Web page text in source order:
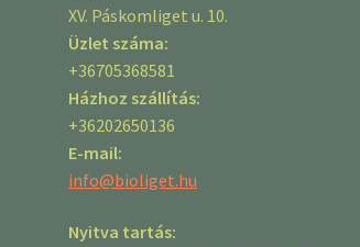
XV. Páskomliget u. 10.
Üzlet száma:
+36705368581
Házhoz szállítás:
+36202650136
E-mail:
info@bioliget.hu
Nyitva tartás: